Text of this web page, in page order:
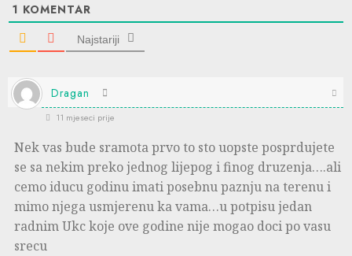
1 KOMENTAR
Najstariji
Dragan
11 mjeseci prije
Nek vas bude sramota prvo to sto uopste posprdujete
se sa nekim preko jednog lijepog i finog druzenja….ali
cemo iducu godinu imati posebnu paznju na terenu i
mimo njega usmjerenu ka vama…u potpisu jedan
radnim Ukc koje ove godine nije mogao doci po vasu
srecu